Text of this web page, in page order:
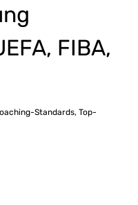
FIBA,
Standards, Top-